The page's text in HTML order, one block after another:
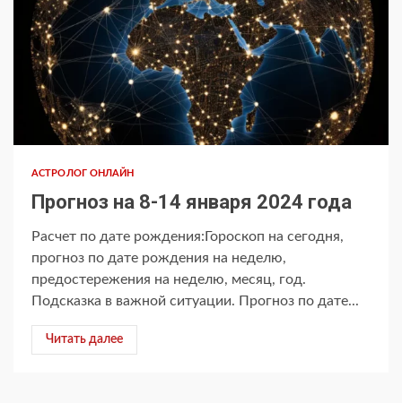
АСТРОЛОГ ОНЛАЙН
Прогноз на 8-14 января 2024 года
Расчет по дате рождения:Гороскоп на сегодня,
прогноз по дате рождения на неделю,
предостережения на неделю, месяц, год.
Подсказка в важной ситуации. Прогноз по дате...
Читать далее